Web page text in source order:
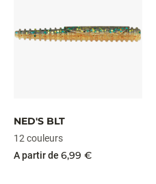
NED'S BLT
12 couleurs
A partir de 6,99 €